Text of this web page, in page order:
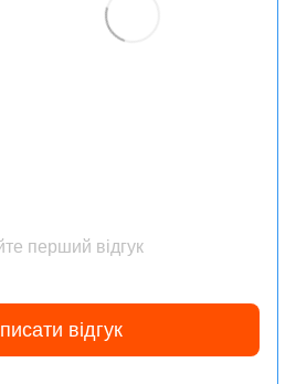
перший відгук
відгук